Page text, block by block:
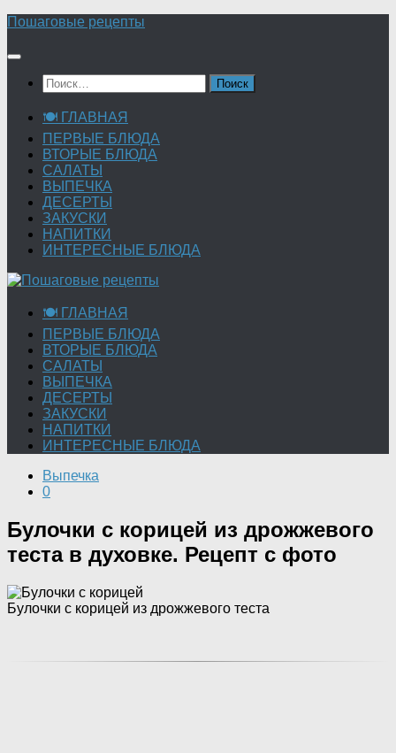
Перейти
содержимому
Пошаговые рецепты
Найти:
🍽 ГЛАВНАЯ
ПЕРВЫЕ БЛЮДА
ВТОРЫЕ БЛЮДА
САЛАТЫ
ВЫПЕЧКА
ДЕСЕРТЫ
ЗАКУСКИ
НАПИТКИ
ИНТЕРЕСНЫЕ БЛЮДА
🍽 ГЛАВНАЯ
ПЕРВЫЕ БЛЮДА
ВТОРЫЕ БЛЮДА
САЛАТЫ
ВЫПЕЧКА
ДЕСЕРТЫ
ЗАКУСКИ
НАПИТКИ
ИНТЕРЕСНЫЕ БЛЮДА
Выпечка
0
Булочки с корицей из дрожжевого
теста в духовке. Рецепт с фото
Булочки с корицей из дрожжевого теста